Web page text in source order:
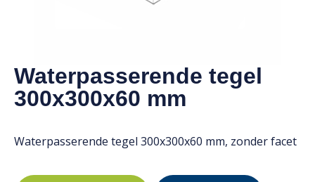
Waterpasserende tegel
300x300x60 mm
Waterpasserende tegel 300x300x60 mm, zonder facet